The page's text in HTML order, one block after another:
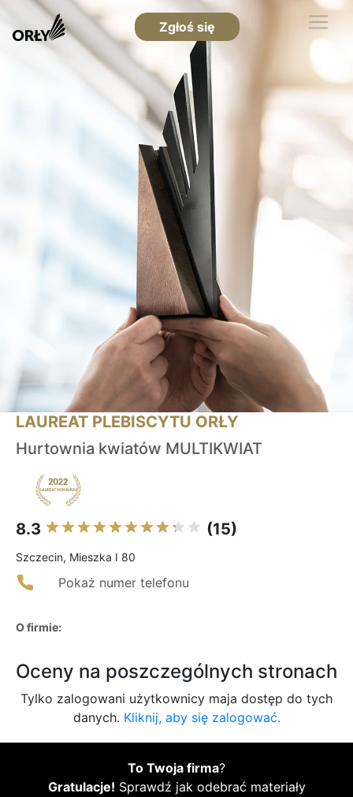
Zgłoś się
LAUREAT PLEBISCYTU ORŁY
Hurtownia kwiatów MULTIKWIAT
8.3 (15)
Szczecin, Mieszka I 80
Pokaż numer telefonu
O firmie:
Oceny na poszczególnych stronach
Tylko zalogowani użytkownicy maja dostęp do tych
danych. Kliknij, aby się zalogować.
To Twoja firma?
Gratulacje! Sprawdź jak odebrać materiały